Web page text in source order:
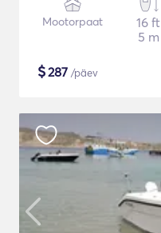
Mootorpaat
16 ft
5 m
$287 /päev